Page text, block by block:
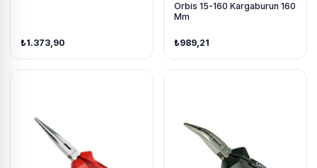
₺1.373,90
Orbis 15-160 Kargaburun 160
Mm
₺989,21